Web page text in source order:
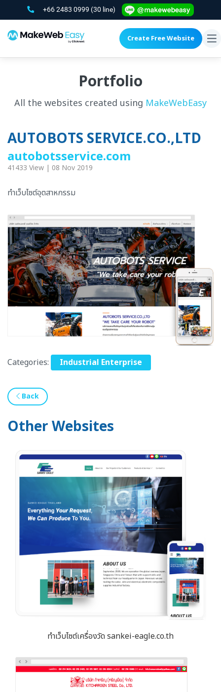
+66 2483 0999 (30 line)
Create Free Website
Portfolio
All the websites created using MakeWebEasy
AUTOBOTS SERVICE.CO.,LTD
autobotsservice.com
41433 View | 08 Nov 2019
ทำเว็บไซต์อุตสาหกรรม
Categories: Industrial Enterprise
Back
Other Websites
ทำเว็บไซต์เครื่องวัด sankei-eagle.co.th